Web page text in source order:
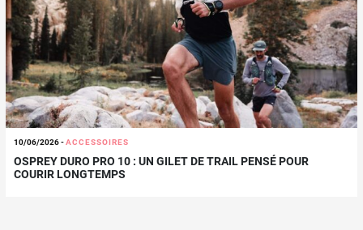
10/06/2026-ACCESSOIRES
OSPREY DURO PRO 10 : UN GILET DE TRAIL PENSÉ POUR
COURIR LONGTEMPS